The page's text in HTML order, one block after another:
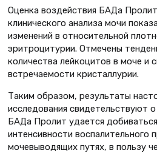
Оценка воздействия БАДа
клинического анализа мочи
изменений в относительной
эритроцитурии. Отмечены
количества лейкоцитов в моче и
встречаемости кристаллурии.
Таким образом, результаты
исследования свидетельствуют
БАДа Пролит удается
интенсивности воспалительного
мочевыводящих путях, в пользу